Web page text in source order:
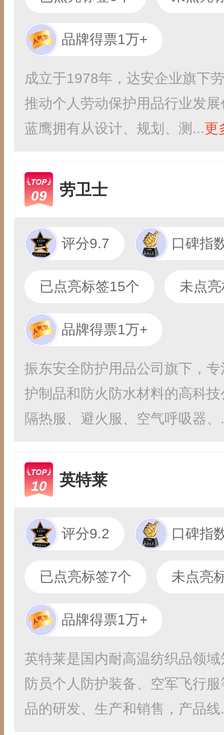
品牌得票1万+
成立于1978年，达安企业旗下
推动个人劳动保护用品行业发
蓝鹰拥有从设计、规划、测...更
09 劳卫士
评分9.7 口碑指
已点亮标签15个 未点
品牌得票1万+
振东安全防护用品公司旗下，
护制品和防火防水材料的高科
隔热服、避火服、空气呼吸器、
10 英特莱
评分9.2 口碑指
已点亮标签7个 未点亮
品牌得票1万+
英特莱是国内耐高温纺织品领
防员个人防护装备、空军飞行
品的研发、生产和销售，产品线